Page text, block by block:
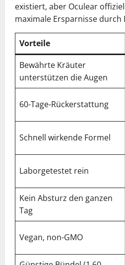
existiert, aber Oculear
maximale Ersparnisse durch
Vorteile
Bewährte Kräuter
unterstützen die Augen
60-Tage-Rückerstattung
Schnell wirkende Formel
Laborgetestet rein
Kein Absturz den ganzen
Tag
Vegan, non-GMO